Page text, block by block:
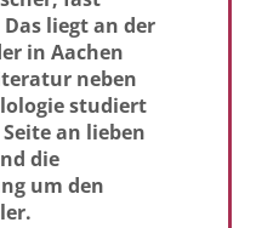
Das liegt an der
in Aachen
neben
studiert
an lieben
die
um den